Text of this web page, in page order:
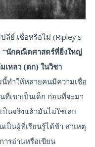
ย์ เชื่อหรือไม่ (Ripley’s
“นักคณิตศาสตร์ที่ยิ่งใหญ่
เหลว (ตก) ในวิชา
ทำให้หลายคนมีความเชื่อ
เขาเป็นเด็ก ก่อนที่จะมา
นจริงแล้วมันไม่ใช่เลย
ป็นผู้ที่เรียนรู้ได้ช้า สาเหตุ
ารอ่านหรือเขียน